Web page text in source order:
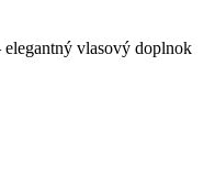
elegantný vlasový doplnok